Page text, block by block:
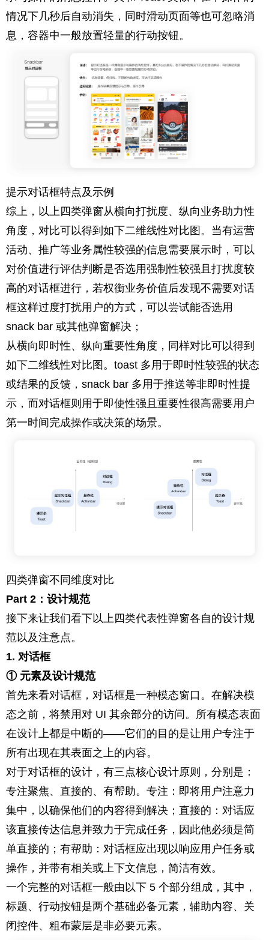
情况下几秒后自动消失，同时滑动页面等也可忽略消
息，容器中一般放置轻量的行动按钮。
提示对话框特点及示例
综上，以上四类弹窗从横向打扰度、纵向业务助力性
角度，对比可以得到如下二维线性对比图。当有运营
活动、推广等业务属性较强的信息需要展示时，可以
对价值进行评估判断是否选用强制性较强且打扰度较
高的对话框进行，若权衡业务价值后发现不需要对话
框这样过度打扰用户的方式，可以尝试能否选用
snack bar 或其他弹窗解决；
从横向即时性、纵向重要性角度，同样对比可以得到
如下二维线性对比图。toast 多用于即时性较强的状态
或结果的反馈，snack bar 多用于推送等非即时性提
示，而对话框则用于即使性强且重要性很高需要用户
第一时间完成操作或决策的场景。
四类弹窗不同维度对比
Part 2：设计规范
接下来让我们看下以上四类代表性弹窗各自的设计规
范以及注意点。
1. 对话框
① 元素及设计规范
首先来看对话框，对话框是一种模态窗口。在解决模
态之前，将禁用对 UI 其余部分的访问。所有模态表面
在设计上都是中断的——它们的目的是让用户专注于
所有出现在其表面之上的内容。
对于对话框的设计，有三点核心设计原则 ，分别是：
专注聚焦、直接的、有帮助。专注：即将用户注意力
集中，以确保他们的内容得到解决；直接的：对话应
该直接传达信息并致力于完成任务，因此他必须是简
单直接的；有帮助：对话框应出现以响应用户任务或
操作，并带有相关或上下文信息，简洁有效。
一个完整的对话框一般由以下 5 个部分组成，其中，
标题、行动按钮是两个基础必备元素，辅助内容、关
闭控件、粗布蒙层是非必要元素。